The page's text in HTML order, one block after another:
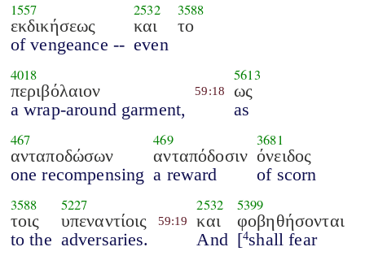
1557
εκδικήσεως
of vengeance --
2532
και
even
3588
το
4018
περιβόλαιον
a wrap-around garment,
59:18
5613
ως
as
467
ανταποδώσων
one recompensing
469
ανταπόδοσιν
a reward
3681
όνειδος
of scorn
3588
τοις
to the
5227
υπεναντίοις
adversaries.
59:19
2532
και
And
5399
φοβηθήσονται
[4shall fear